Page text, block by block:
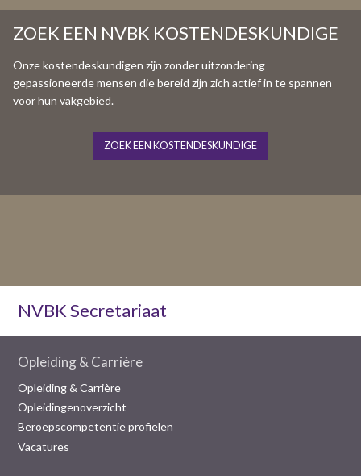
ZOEK EEN NVBK KOSTENDESKUNDIGE
Onze kostendeskundigen zijn zonder uitzondering
gepassioneerde mensen die bereid zijn zich actief in te spannen
voor hun vakgebied.
ZOEK EEN KOSTENDESKUNDIGE
NVBK Secretariaat
Opleiding & Carrière
Opleiding & Carrière
Opleidingenoverzicht
Beroepscompetentie profielen
Vacatures